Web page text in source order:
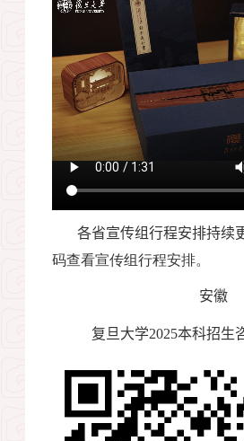
各省宣传组行程安排持续
码查看宣传组行程安排。
安徽
复旦大学2025本科招生